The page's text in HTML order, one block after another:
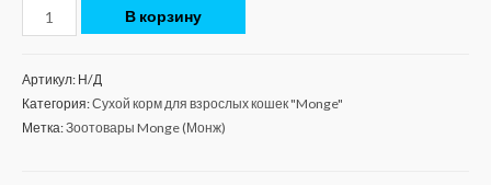
В корзину
Артикул: Н/Д
Категория:Сухой корм для взрослых кошек "Monge"
Метка:Зоотовары Monge (Монж)